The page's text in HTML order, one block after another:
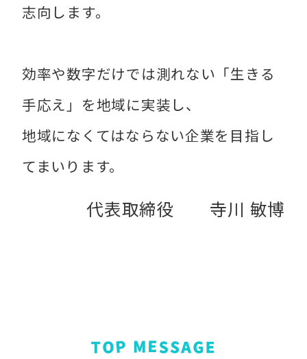
志向します。
効率や数字だけでは測れない「生きる
手応え」を地域に実装し、
地域になくてはならない企業を目指し
てまいります。
代表取締役 寺川 敏博